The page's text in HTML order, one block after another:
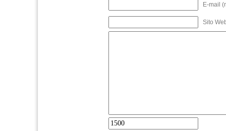
E-mail
Sito